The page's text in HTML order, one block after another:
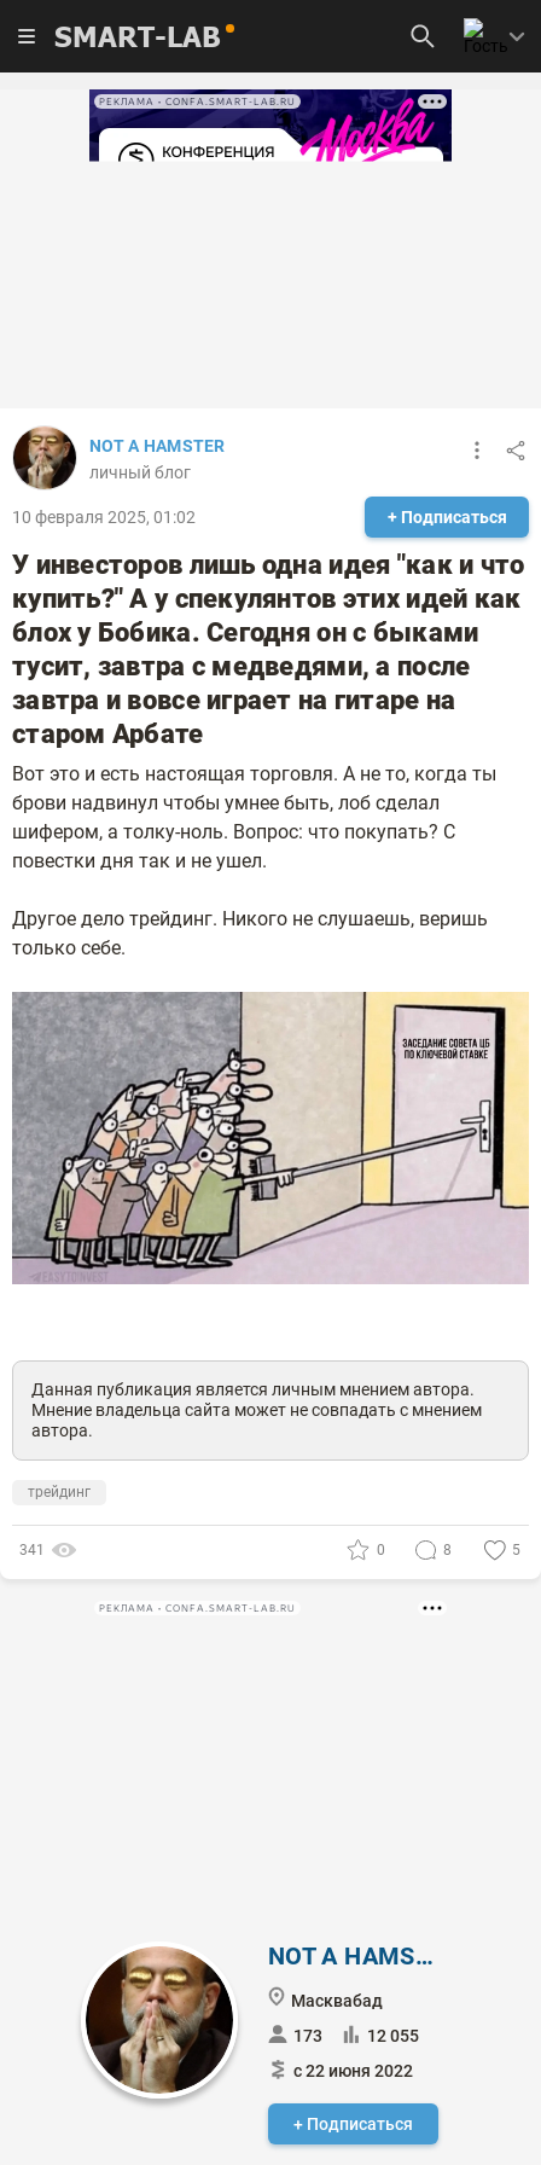
SMART-LAB
РЕКЛАМА • CONFA.SMART-LAB.RU
NOT A HAMSTER
личный блог
10 февраля 2025, 01:02 + Подписаться
У инвесторов лишь одна идея "как и что
купить?" А у спекулянтов этих идей как
блох у Бобика. Сегодня он с быками
тусит, завтра с медведями, а после
завтра и вовсе играет на гитаре на
старом Арбате
Вот это и есть настоящая торговля. А не то, когда ты
брови надвинул чтобы умнее быть, лоб сделал
шифером, а толку-ноль. Вопрос: что покупать? С
повестки дня так и не ушел.
Другое дело трейдинг. Никого не слушаешь, веришь
только себе.
Данная публикация является личным мнением автора.
Мнение владельца сайта может не совпадать с мнением
автора.
трейдинг
341 0 8 5
РЕКЛАМА • CONFA.SMART-LAB.RU
NOT A HAMSTER
Масквабад
173
12 055
с 22 июня 2022
+ Подписаться